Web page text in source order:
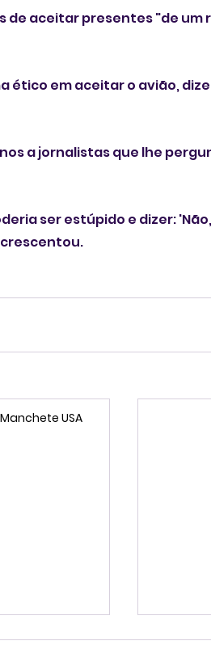
aceitar presentes "de um
ético em aceitar o avião,
a jornalistas que lhe
ser estúpido e dizer:
USA